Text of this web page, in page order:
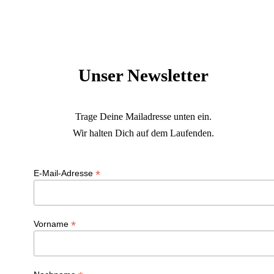
Unser Newsletter
Trage Deine Mailadresse unten ein.
Wir halten Dich auf dem Laufenden.
E-Mail-Adresse *
Vorname *